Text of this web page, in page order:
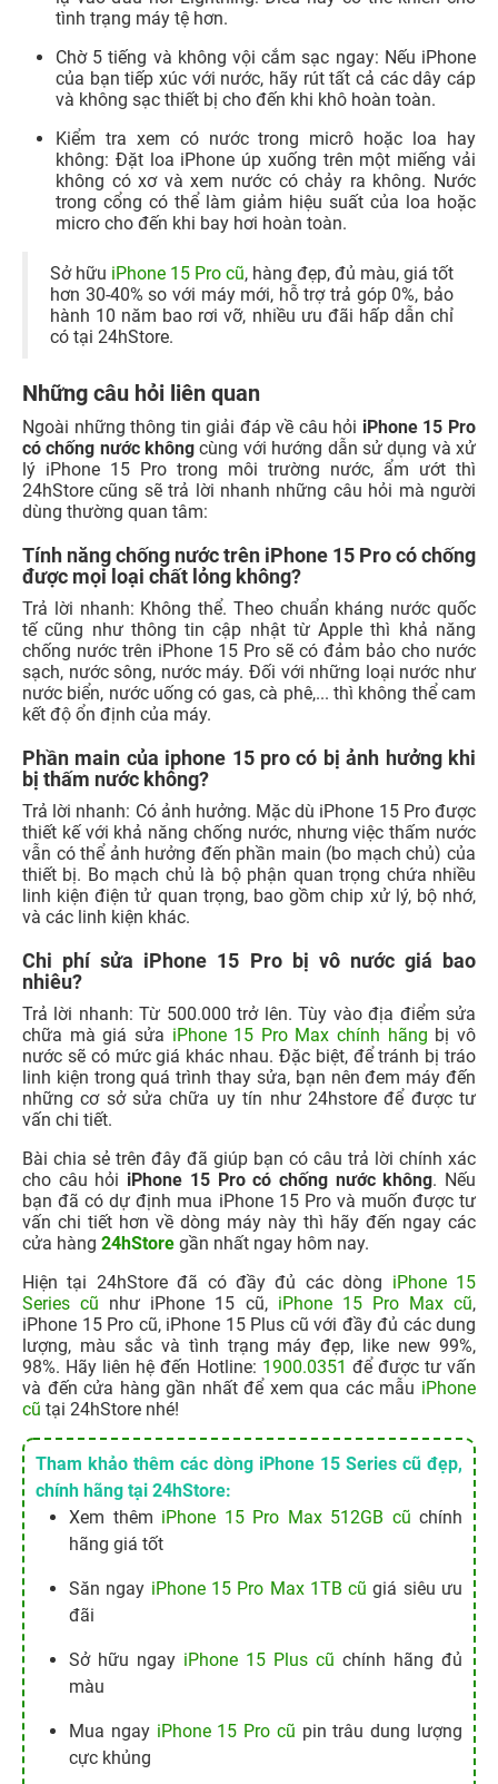
tình trạng máy tệ hơn.
Chờ 5 tiếng và không vội cắm sạc ngay: Nếu iPhone
của bạn tiếp xúc với nước, hãy rút tất cả các dây cáp
và không sạc thiết bị cho đến khi khô hoàn toàn.
Kiểm tra xem có nước trong micrô hoặc loa hay
không: Đặt loa iPhone úp xuống trên một miếng vải
không có xơ và xem nước có chảy ra không. Nước
trong cổng có thể làm giảm hiệu suất của loa hoặc
micro cho đến khi bay hơi hoàn toàn.
Sở hữu iPhone 15 Pro cũ, hàng đẹp, đủ màu, giá tốt
hơn 30-40% so với máy mới, hỗ trợ trả góp 0%, bảo
hành 10 năm bao rơi vỡ, nhiều ưu đãi hấp dẫn chỉ
có tại 24hStore.
Những câu hỏi liên quan
Ngoài những thông tin giải đáp về câu hỏi iPhone 15 Pro
có chống nước không cùng với hướng dẫn sử dụng và xử
lý iPhone 15 Pro trong môi trường nước, ẩm ướt thì
24hStore cũng sẽ trả lời nhanh những câu hỏi mà người
dùng thường quan tâm:
Tính năng chống nước trên iPhone 15 Pro có chống
được mọi loại chất lỏng không?
Trả lời nhanh: Không thể. Theo chuẩn kháng nước quốc
tế cũng như thông tin cập nhật từ Apple thì khả năng
chống nước trên iPhone 15 Pro sẽ có đảm bảo cho nước
sạch, nước sông, nước máy. Đối với những loại nước như
nước biển, nước uống có gas, cà phê,... thì không thể cam
kết độ ổn định của máy.
Phần main của iphone 15 pro có bị ảnh hưởng khi
bị thấm nước không?
Trả lời nhanh: Có ảnh hưởng. Mặc dù iPhone 15 Pro được
thiết kế với khả năng chống nước, nhưng việc thấm nước
vẫn có thể ảnh hưởng đến phần main (bo mạch chủ) của
thiết bị. Bo mạch chủ là bộ phận quan trọng chứa nhiều
linh kiện điện tử quan trọng, bao gồm chip xử lý, bộ nhớ,
và các linh kiện khác.
Chi phí sửa iPhone 15 Pro bị vô nước giá bao
nhiêu?
Trả lời nhanh: Từ 500.000 trở lên. Tùy vào địa điểm sửa
chữa mà giá sửa iPhone 15 Pro Max chính hãng bị vô
nước sẽ có mức giá khác nhau. Đặc biệt, để tránh bị tráo
linh kiện trong quá trình thay sửa, bạn nên đem máy đến
những cơ sở sửa chữa uy tín như 24hstore để được tư
vấn chi tiết.
Bài chia sẻ trên đây đã giúp bạn có câu trả lời chính xác
cho câu hỏi iPhone 15 Pro có chống nước không. Nếu
bạn đã có dự định mua iPhone 15 Pro và muốn được tư
vấn chi tiết hơn về dòng máy này thì hãy đến ngay các
cửa hàng 24hStore gần nhất ngay hôm nay.
Hiện tại 24hStore đã có đầy đủ các dòng iPhone 15
Series cũ như iPhone 15 cũ, iPhone 15 Pro Max cũ,
iPhone 15 Pro cũ, iPhone 15 Plus cũ với đầy đủ các dung
lượng, màu sắc và tình trạng máy đẹp, like new 99%,
98%. Hãy liên hệ đến Hotline: 1900.0351 để được tư vấn
và đến cửa hàng gần nhất để xem qua các mẫu iPhone
cũ tại 24hStore nhé!
Tham khảo thêm các dòng iPhone 15 Series cũ đẹp,
chính hãng tại 24hStore:
Xem thêm iPhone 15 Pro Max 512GB cũ chính
hãng giá tốt
Săn ngay iPhone 15 Pro Max 1TB cũ giá siêu ưu
đãi
Sở hữu ngay iPhone 15 Plus cũ chính hãng đủ
màu
Mua ngay iPhone 15 Pro cũ pin trâu dung lượng
cực khủng